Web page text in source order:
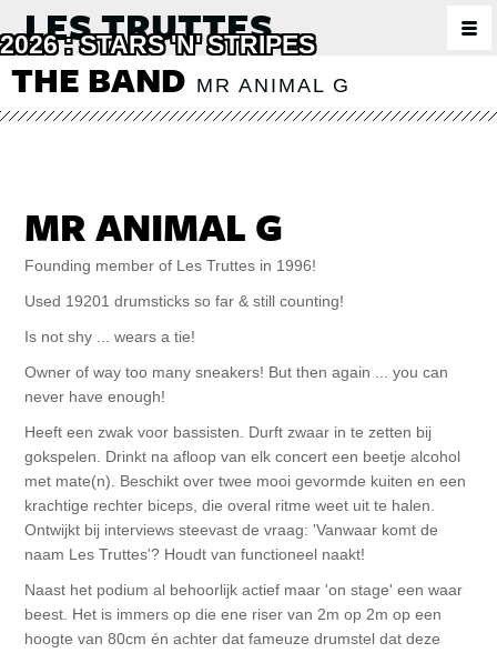
LES TRUTTES
2026 : STARS 'N' STRIPES
THE BAND MR ANIMAL G
STARS 'N' STRIPES
THE BAND
MR ANIMAL G
MR PH MORRIS
MR STEREO STEVE
MR S.L.Y.
MEDIA
PHOTOS
VIDEOS
TOURLIST
MR ANIMAL G
Founding member of Les Truttes in 1996!
Used 19201 drumsticks so far & still counting!
Is not shy ... wears a tie!
Owner of way too many sneakers! But then again ... you can
never have enough!
Heeft een zwak voor bassisten. Durft zwaar in te zetten bij
gokspelen. Drinkt na afloop van elk concert een beetje alcohol
met mate(n). Beschikt over twee mooi gevormde kuiten en een
krachtige rechter biceps, die overal ritme weet uit te halen.
Ontwijkt bij interviews steevast de vraag: 'Vanwaar komt de
naam Les Truttes'? Houdt van functioneel naakt!
Naast het podium al behoorlijk actief maar 'on stage' een waar
beest. Het is immers op die ene riser van 2m op 2m op een
hoogte van 80cm én achter dat fameuze drumstel dat deze